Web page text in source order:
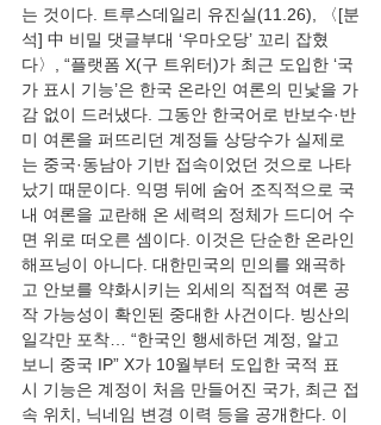
는 것이다. 트루스데일리 유진실(11.26), 〈[분
석] 中 비밀 댓글부대 ‘우마오당’ 꼬리 잡혔
다〉, “플랫폼 X(구 트위터)가 최근 도입한 ‘국
가 표시 기능’은 한국 온라인 여론의 민낯을 가
감 없이 드러냈다. 그동안 한국어로 반보수·반
미 여론을 퍼뜨리던 계정들 상당수가 실제로
는 중국·동남아 기반 접속이었던 것으로 나타
났기 때문이다. 익명 뒤에 숨어 조직적으로 국
내 여론을 교란해 온 세력의 정체가 드디어 수
면 위로 떠오른 셈이다. 이것은 단순한 온라인
해프닝이 아니다. 대한민국의 민의를 왜곡하
고 안보를 약화시키는 외세의 직접적 여론 공
작 가능성이 확인된 중대한 사건이다. 빙산의
일각만 포착… “한국인 행세하던 계정, 알고
보니 중국 IP” X가 10월부터 도입한 국적 표
시 기능은 계정이 처음 만들어진 국가, 최근 접
속 위치, 닉네임 변경 이력 등을 공개한다. 이